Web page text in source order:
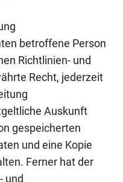
betroffene Person
Richtlinien- und
Recht, jederzeit
Auskunft
gespeicherten
und eine Kopie
Ferner hat der
und